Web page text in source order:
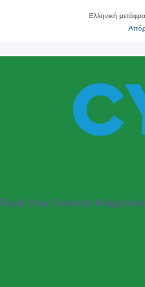
Ελληνική
Read Your Favorite